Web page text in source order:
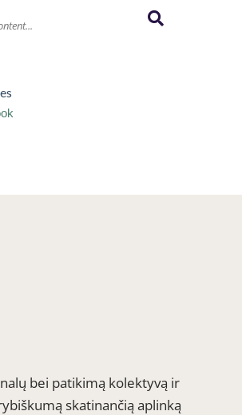
bei patikimą kolektyvą ir
skatinančią aplinką